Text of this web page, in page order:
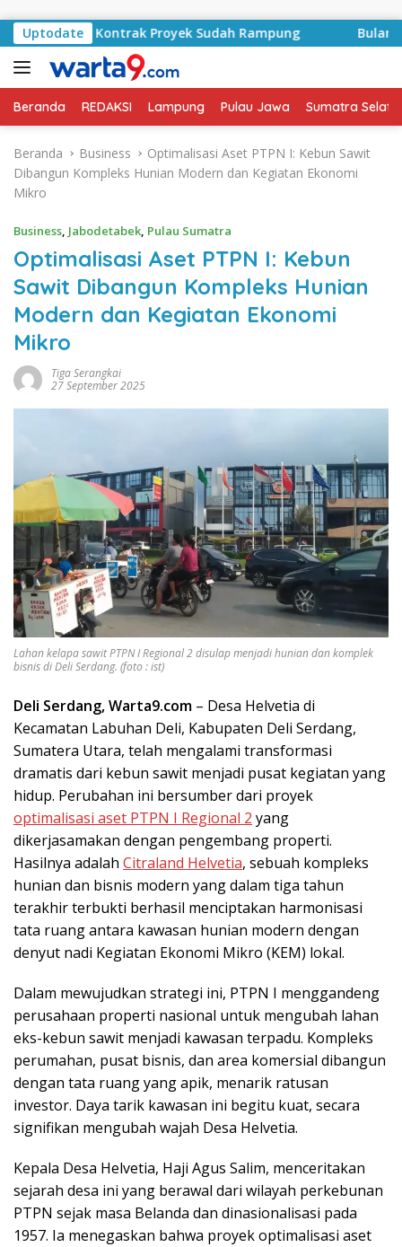
Uptodate
Kontrak Proyek Sudah Rampung Bulan
Beranda REDAKSI Lampung Pulau Jawa Sumatra
Beranda Business
Optimalisasi Aset PTPN I: Kebun Sawit
Dibangun Kompleks Hunian Modern dan Kegiatan Ekonomi
Mikro
Business, Jabodetabek, Pulau Sumatra
Optimalisasi Aset PTPN I: Kebun
Sawit Dibangun Kompleks Hunian
Modern dan Kegiatan Ekonomi
Mikro
Tiga Serangkai
27 September 2025
Lahan kelapa sawit PTPN I Regional 2 disulap menjadi hunian dan komplek
bisnis di Deli Serdang. (foto : ist)
Deli Serdang, Warta9.com – Desa Helvetia di
Kecamatan Labuhan Deli, Kabupaten Deli Serdang,
Sumatera Utara, telah mengalami transformasi
dramatis dari kebun sawit menjadi pusat kegiatan yang
hidup. Perubahan ini bersumber dari proyek
optimalisasi aset PTPN I Regional 2 yang
dikerjasamakan dengan pengembang properti.
Hasilnya adalah Citraland Helvetia, sebuah kompleks
hunian dan bisnis modern yang dalam tiga tahun
terakhir terbukti berhasil menciptakan harmonisasi
tata ruang antara kawasan hunian modern dengan
denyut nadi Kegiatan Ekonomi Mikro (KEM) lokal.
Dalam mewujudkan strategi ini, PTPN I menggandeng
perusahaan properti nasional untuk mengubah lahan
eks-kebun sawit menjadi kawasan terpadu. Kompleks
perumahan, pusat bisnis, dan area komersial dibangun
dengan tata ruang yang apik, menarik ratusan
investor. Daya tarik kawasan ini begitu kuat, secara
signifikan mengubah wajah Desa Helvetia.
Kepala Desa Helvetia, Haji Agus Salim, menceritakan
sejarah desa ini yang berawal dari wilayah perkebunan
PTPN sejak masa Belanda dan dinasionalisasi pada
1957. Ia menegaskan bahwa proyek optimalisasi aset